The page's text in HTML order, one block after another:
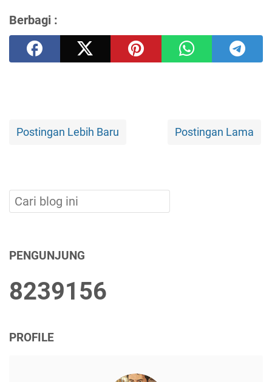
Berbagi :
Postingan Lebih Baru Postingan Lama
PENGUNJUNG
8239156
PROFILE